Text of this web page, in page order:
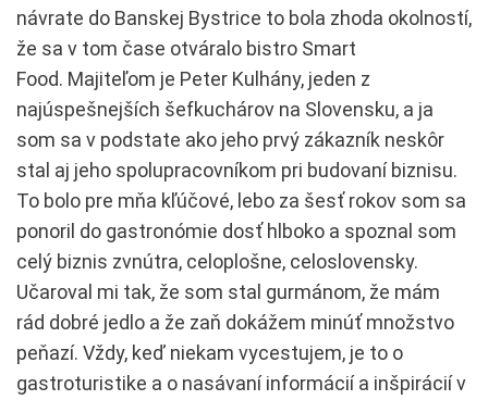
návrate do Banskej Bystrice to bola zhoda okolností,
že sa v tom čase otváralo bistro Smart
Food. Majiteľom je Peter Kulhány, jeden z
najúspešnejších šefkuchárov na Slovensku, a ja
som sa v podstate ako jeho prvý zákazník neskôr
stal aj jeho spolupracovníkom pri budovaní biznisu.
To bolo pre mňa kľúčové, lebo za šesť rokov som sa
ponoril do gastronómie dosť hlboko a spoznal som
celý biznis zvnútra, celoplošne, celoslovensky.
Učaroval mi tak, že som stal gurmánom, že mám
rád dobré jedlo a že zaň dokážem minúť množstvo
peňazí. Vždy, keď niekam vycestujem, je to o
gastroturistike a o nasávaní informácií a inšpirácií v